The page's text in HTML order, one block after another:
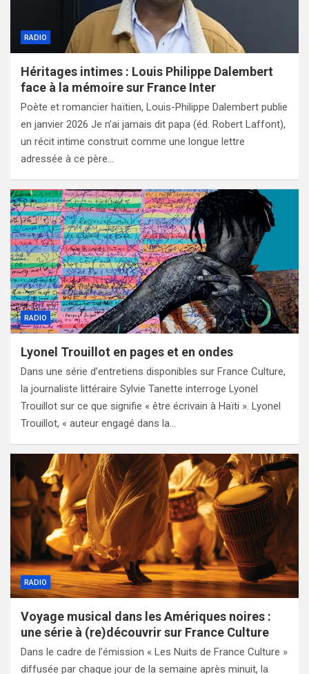
RADIO
Héritages intimes : Louis Philippe Dalembert
face à la mémoire sur France Inter
Poète et romancier haïtien, Louis-Philippe Dalembert publie
en janvier 2026 Je n’ai jamais dit papa (éd. Robert Laffont),
un récit intime construit comme une longue lettre
adressée à ce père…
RADIO
Lyonel Trouillot en pages et en ondes
Dans une série d’entretiens disponibles sur France Culture,
la journaliste littéraire Sylvie Tanette interroge Lyonel
Trouillot sur ce que signifie « être écrivain à Haïti ». Lyonel
Trouillot, « auteur engagé dans la…
RADIO
Voyage musical dans les Amériques noires :
une série à (re)découvrir sur France Culture
Dans le cadre de l’émission « Les Nuits de France Culture »
diffusée par chaque jour de la semaine après minuit, la